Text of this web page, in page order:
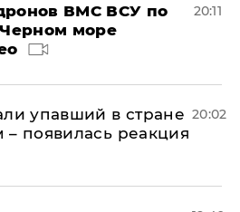
ВМС ВСУ по
море
20:11
упавший в стране
появилась реакция
20:02